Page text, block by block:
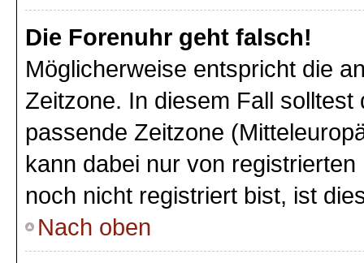
Die Forenuhr geht falsch!
Möglicherweise entspricht die
Zeitzone. In diesem Fall solltest
passende Zeitzone
kann dabei nur von
noch nicht registriert bist, ist
Nach oben